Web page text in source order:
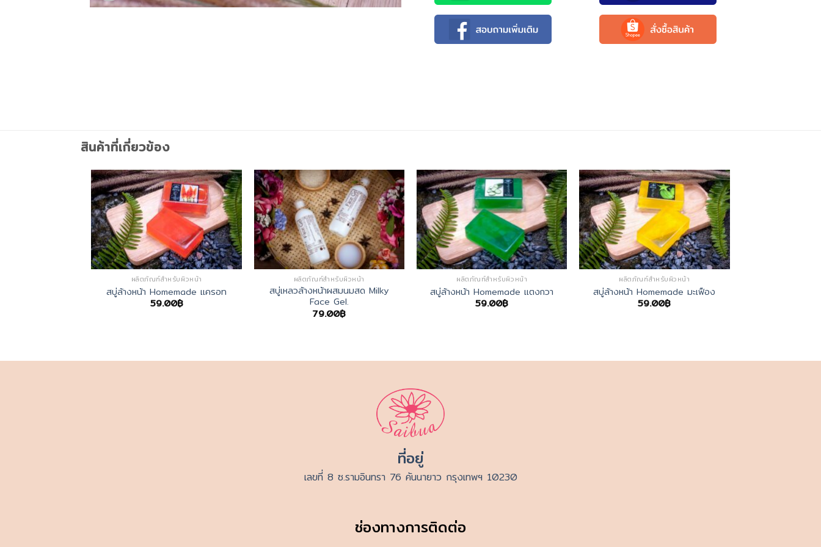
สินค้าที่เกี่ยวข้อง
ผลิตภัณฑ์สำหรับผิวหน้า
สบู่ล้างหน้า Homemade แครอท
59.00฿
ผลิตภัณฑ์สำหรับผิวหน้า
สบู่เหลวล้างหน้าผสมนมสด Milky
Face Gel.
79.00฿
ผลิตภัณฑ์สำหรับผิวหน้า
สบู่ล้างหน้า Homemade แตงกวา
59.00฿
ผลิตภัณฑ์สำหรับผิวหน้า
สบู่ล้างหน้า Homemade มะเฟือง
59.00฿
ที่อยู่
เลขที่ 8 ซ.รามอินทรา 76 คันนายาว กรุงเทพฯ 10230
ช่องทางการติดต่อ